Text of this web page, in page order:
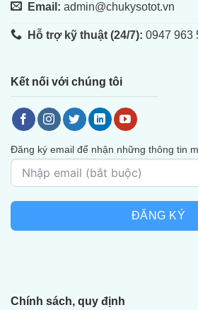
Email: admin@chukysotot.vn
Hỗ trợ kỹ thuật (24/7): 0947 963
Chính sách, quy định
Kết nối với chúng tôi
Đăng ký email để nhận những thông tin
ĐĂNG KÝ